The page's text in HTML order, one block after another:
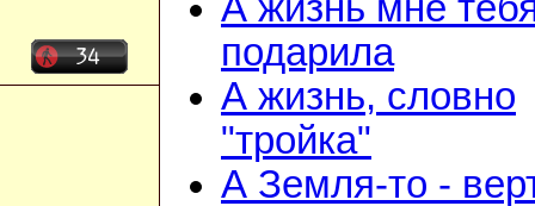
А жизнь мне
подарила
А жизнь, словно
"тройка"
А Земля-то -